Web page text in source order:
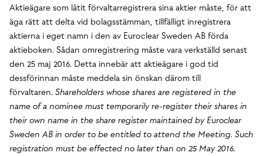
Aktieägare som låtit förvaltarregistrera sina aktier måste, för att
äga rätt att delta vid bolagsstämman, tillfälligt inregistrera
aktierna i eget namn i den av Euroclear Sweden AB förda
aktieboken. Sådan omregistrering måste vara verkställd senast
den 25 maj 2016. Detta innebär att aktieägare i god tid
dessförinnan måste meddela sin önskan därom till
förvaltaren. Shareholders whose shares are registered in the
name of a nominee must temporarily re-register their shares in
their own name in the share register maintained by Euroclear
Sweden AB in order to be entitled to attend the Meeting. Such
registration must be effected no later than on 25 May 2016.